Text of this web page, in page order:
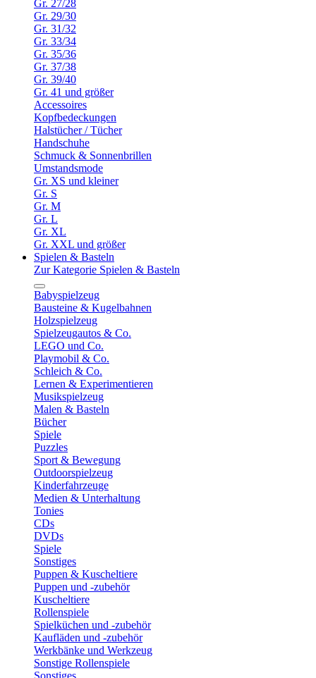
Gr. 27/28
Gr. 29/30
Gr. 31/32
Gr. 33/34
Gr. 35/36
Gr. 37/38
Gr. 39/40
Gr. 41 und größer
Accessoires
Kopfbedeckungen
Halstücher / Tücher
Handschuhe
Schmuck & Sonnenbrillen
Umstandsmode
Gr. XS und kleiner
Gr. S
Gr. M
Gr. L
Gr. XL
Gr. XXL und größer
Spielen & Basteln
Zur Kategorie Spielen & Basteln
Babyspielzeug
Bausteine & Kugelbahnen
Holzspielzeug
Spielzeugautos & Co.
LEGO und Co.
Playmobil & Co.
Schleich & Co.
Lernen & Experimentieren
Musikspielzeug
Malen & Basteln
Bücher
Spiele
Puzzles
Sport & Bewegung
Outdoorspielzeug
Kinderfahrzeuge
Medien & Unterhaltung
Tonies
CDs
DVDs
Spiele
Sonstiges
Puppen & Kuscheltiere
Puppen und -zubehör
Kuscheltiere
Rollenspiele
Spielküchen und -zubehör
Kaufläden und -zubehör
Werkbänke und Werkzeug
Sonstige Rollenspiele
Sonstiges